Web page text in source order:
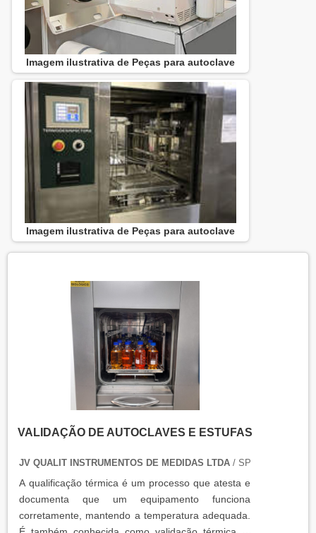
Imagem ilustrativa de Peças para autoclave
Imagem ilustrativa de Peças para autoclave
VALIDAÇÃO DE AUTOCLAVES E ESTUFAS
JV QUALIT INSTRUMENTOS DE MEDIDAS LTDA/ SP
A qualificação térmica é um processo que atesta e
documenta que um equipamento funciona
corretamente, mantendo a temperatura adequada.